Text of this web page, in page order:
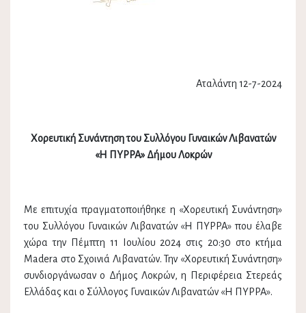
Αταλάντη 12-7-2024
Χορευτική Συνάντηση του Συλλόγου Γυναικών Λιβανατών
«Η ΠΥΡΡΑ» Δήμου Λοκρών
Με επιτυχία πραγματοποιήθηκε η «Χορευτική Συνάντηση»
του Συλλόγου Γυναικών Λιβανατών «Η ΠΥΡΡΑ» που έλαβε
χώρα την Πέμπτη 11 Ιουλίου 2024 στις 20:30 στο κτήμα
Madera στο Σχοινιά Λιβανατών. Την «Χορευτική Συνάντηση»
συνδιοργάνωσαν ο Δήμος Λοκρών, η Περιφέρεια Στερεάς
Ελλάδας και ο Σύλλογος Γυναικών Λιβανατών «Η ΠΥΡΡΑ».